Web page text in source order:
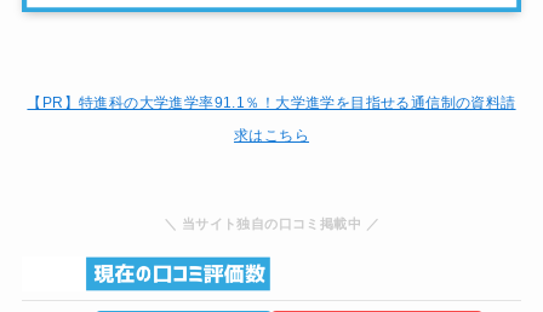
【PR】特進科の大学進学率91.1％！大学進学を目指せる通信制の資料請
求はこちら
＼ 当サイト独自の口コミ掲載中 ／